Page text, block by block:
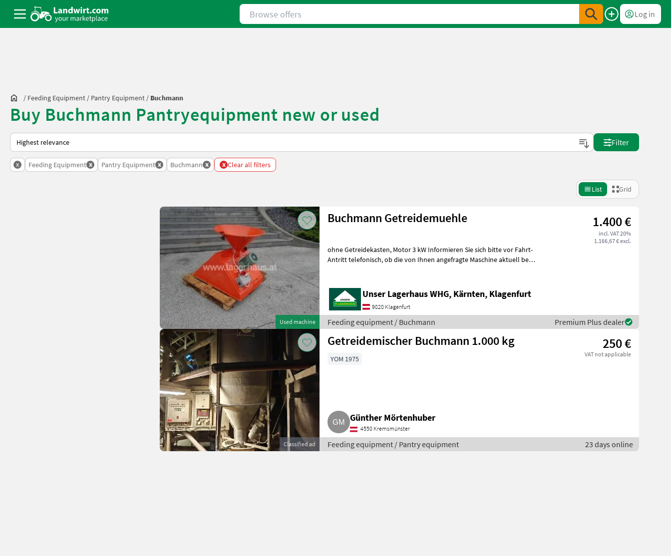
Browse offers
Log in
/ Feeding Equipment / Pantry Equipment / Buchmann
Buy Buchmann Pantryequipment new or used
This is how sorting works on Landwirt.com
Filter
x Feeding Equipment x Pantry Equipment x Buchmann x x Clear all filters
List Grid
Used machine
Buchmann Getreidemuehle 1.400 €
incl. VAT 20%
1.166,67 € excl.
ohne Getreidekasten, Motor 3 kW Informieren Sie sich bitte vor Fahrt-
Antritt telefonisch, ob die von Ihnen angefragte Maschine aktuell bei
Unser Lagerhaus WHG, Kärnten, Klagenfurt
9020 Klagenfurt
Feeding equipment / Buchmann Premium Plus dealer
Classified ad
Getreidemischer Buchmann 1.000 kg 250 €
VAT not applicable
YOM 1975
Günther Mörtenhuber
4550 Kremsmünster
Feeding equipment / Pantry equipment 23 days online